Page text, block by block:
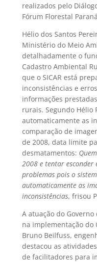
realizados pelo
Fórum Florestal
Hélio dos Santos
Ministério do Meio
detalhadamente o
Cadastro Ambiental
que o SICAR está
inconsistências e
informações
rurais. Segundo Hélio
automaticamente as
comparação de
de 2008, data limite
desmatamentos: 
2008 e tentar esconder
problemas pois o
automaticamente as
inconsistências, frisou
A atuação do
na implementação do
Bruno Beilfuss,
destacou as
de facilitadores para